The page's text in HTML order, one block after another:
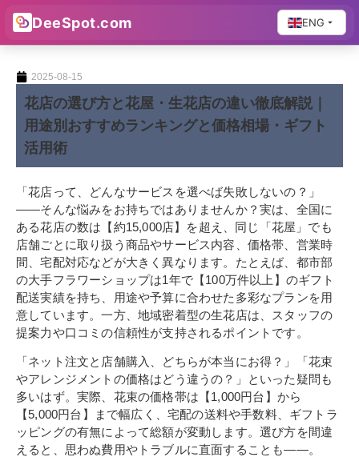
DeeSpot.com ENG
2025-08-15
花店の選び方と花屋・生花店の違い徹底解説｜
用途別おすすめランキングと価格相場・ギフト
活用術
「花店って、どんなサービスを選べば失敗しないの？」
――そんな悩みをお持ちではありませんか？実は、全国に
ある花店の数は【約15,000店】を超え、同じ「花屋」でも
店舗ごとに取り扱う商品やサービス内容、価格帯、営業時
間、宅配対応などが大きく異なります。たとえば、都市部
の大手フラワーショップは1年で【100万件以上】のギフト
配送実績を持ち、用途や予算に合わせた多彩なプランを用
意しています。一方、地域密着型の生花店は、スタッフの
提案力や口コミの信頼性が支持されるポイントです。
「ネット注文と店舗購入、どちらが本当にお得？」「花束
やアレンジメントの価格はどう違うの？」といった疑問も
多いはず。実際、花束の価格帯は【1,000円台】から
【5,000円台】まで幅広く、宅配の送料や手数料、ギフトラ
ッピングの有無によって総額が変動します。選び方を間違
えると、思わぬ費用やトラブルに直面することも――。